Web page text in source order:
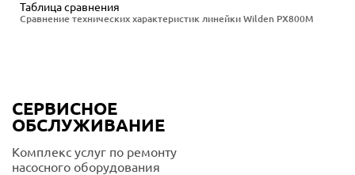
Сравнение технических характеристик линейки Wilden PX800M
Таблица сравнения
СЕРВИСНОЕ
ОБСЛУЖИВАНИЕ
Комплекс услуг по ремонту
насосного оборудования